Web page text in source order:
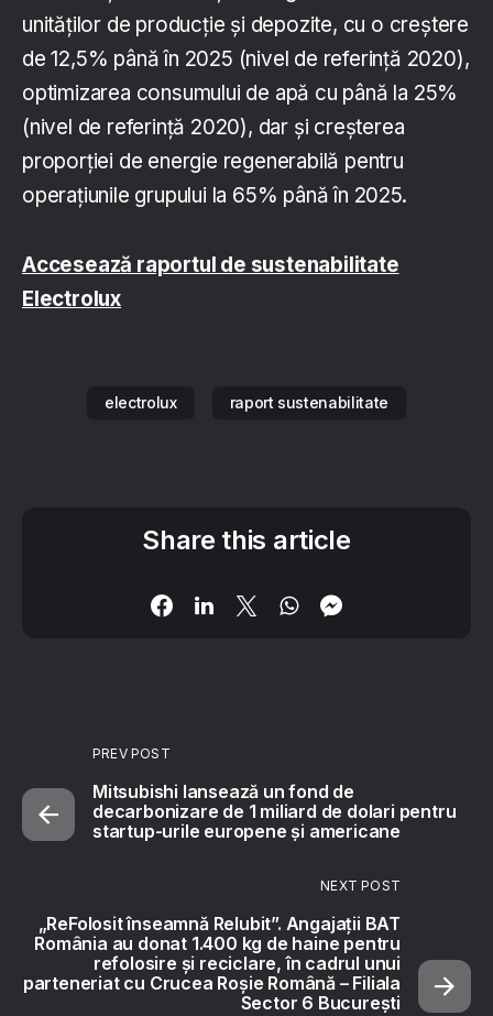
unităților de producție și depozite, cu o creștere
de 12,5% până în 2025 (nivel de referință 2020),
optimizarea consumului de apă cu până la 25%
(nivel de referință 2020), dar și creșterea
proporției de energie regenerabilă pentru
operațiunile grupului la 65% până în 2025.
Accesează raportul de sustenabilitate
Electrolux
electrolux raport sustenabilitate
Share this article
PREV POST
Mitsubishi lansează un fond de
decarbonizare de 1 miliard de dolari pentru
startup-urile europene și americane
NEXT POST
„ReFolosit înseamnă ReIubit”. Angajații BAT
România au donat 1.400 kg de haine pentru
refolosire și reciclare, în cadrul unui
parteneriat cu Crucea Roșie Română – Filiala
Sector 6 București